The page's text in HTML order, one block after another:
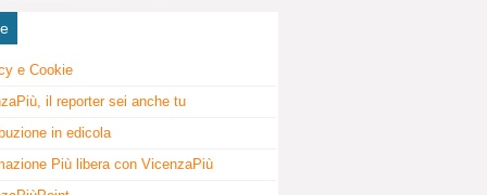
e Cookie
il reporter sei anche tu
in edicola
Più libera con VicenzaPiù